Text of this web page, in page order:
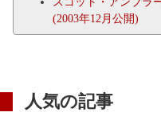
(2003年12月公開)
人気の記事